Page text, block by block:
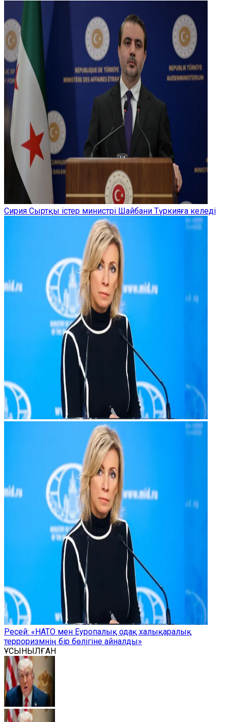
Сирия Сыртқы істер министрі Шайбани Түркияға келеді
Ресей: «НАТО мен Еуропалық одақ халықаралық
терроризмнің бір бөлігіне айналды»
ҰСЫНЫЛҒАН